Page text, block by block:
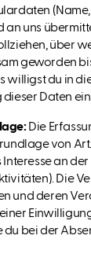
(Name,
an uns
über
geworden
willigst du in
Daten ein.
Die
von Art.
an
Die
und deren
Einwilligung
du bei der